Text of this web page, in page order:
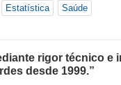
Estatística Saúde
rigor técnico e
desde 1999.”